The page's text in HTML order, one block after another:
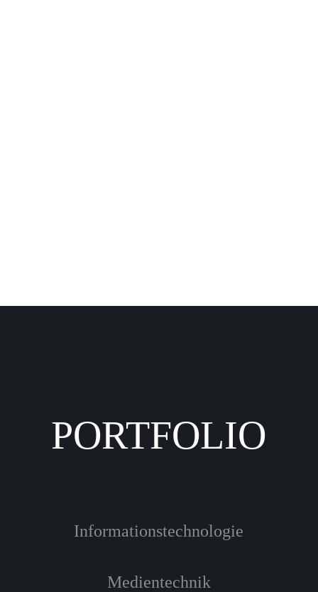
PORTFOLIO
Informationstechnologie
Medientechnik